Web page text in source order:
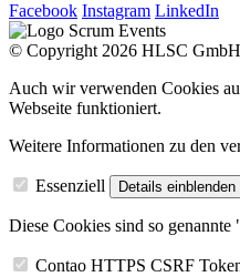
Facebook Instagram LinkedIn
© Copyright 2026 HLSC
Auch wir verwenden Cookies
Webseite funktioniert.
Weitere Informationen zu den
Essenziell Details einblenden
Diese Cookies sind so
Contao HTTPS CSRF